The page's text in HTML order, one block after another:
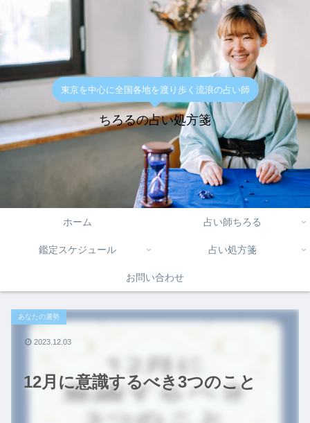
東京を中心に全国各地を渡り歩く流浪の占い師
ちろるの占い処方箋
ホーム 占い師ちろる
鑑定スケジュール 占い処方箋
お問い合わせ
12月に意識するべき3つのこと
あなたの運勢
2023.12.03